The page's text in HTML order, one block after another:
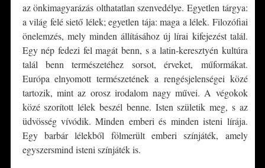
az önkimagyarázás olthatatlan szenvedélye. Egyetlen tárgya:
a világ felé siető lélek; egyetlen tája: maga a lélek. Filozófiai
önelemzés, mely minden állításához új lírai kifejezést talál.
Egy nép fedezi fel magát benn, s a latin-keresztyén kultúra
talál benn természetéhez sorsot, érveket, műformákat.
Európa elnyomott természetének a rengésjelenségei közé
tartozik, mint az orosz irodalom nagy művei. A végokok
közé szorított lélek beszél benne. Isten születik meg, s az
üdvösség vívódik. Minden emberi és minden isteni lírája.
Egy barbár lélekből fölmerült emberi színjáték, amely
egyszersmind isteni színjáték is.